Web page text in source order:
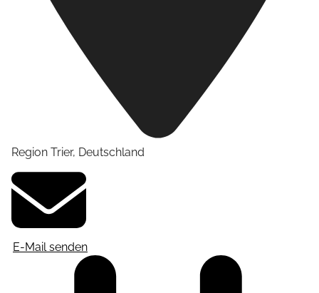
Region Trier, Deutschland
E-Mail senden